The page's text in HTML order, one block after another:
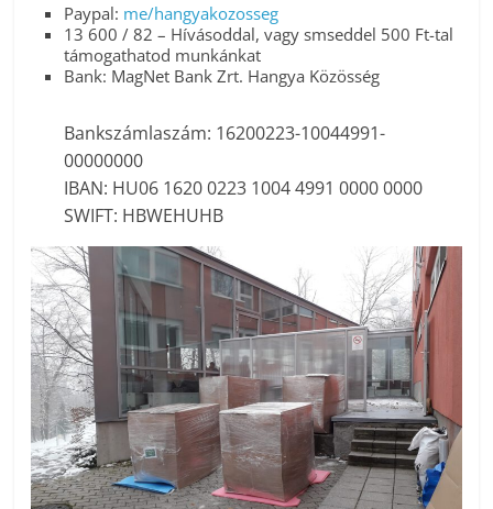
Paypal: me/hangyakozosseg
13 600 / 82 – Hívásoddal, vagy smseddel 500 Ft-tal
támogathatod munkánkat
Bank: MagNet Bank Zrt. Hangya Közösség
Bankszámlaszám: 16200223-10044991-
00000000
IBAN: HU06 1620 0223 1004 4991 0000 0000
SWIFT: HBWEHUHB